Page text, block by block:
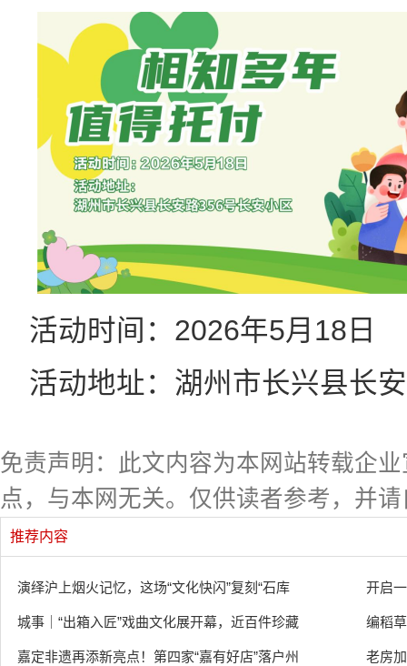
活动时间：2026年5月18日
活动地址：湖州市长兴县长
免责声明：此文内容为本网站转载企
点，与本网无关。仅供读者参考，并
推荐内容
演绎沪上烟火记忆，这场“文化快闪”复刻“石库 开启
城事｜“出箱入匠”戏曲文化展开幕，近百件珍藏 编稻
嘉定非遗再添新亮点！第四家“嘉有好店”落户州 老房